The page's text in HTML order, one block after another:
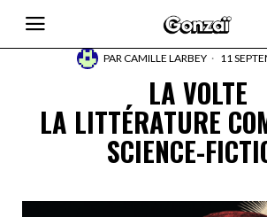
PARCAMILLE LARBEY 11
LA VOLTE
LA LITTÉRATURE
SCIENCE-